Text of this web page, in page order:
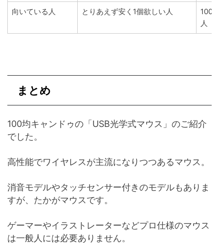
向いている人 とりあえず安く1個欲しい人
100
人
まとめ
100均キャンドゥの「USB光学式マウス」のご紹介
でした。
高性能でワイヤレスが主流になりつつあるマウス。
消音モデルやタッチセンサー付きのモデルもありま
すが、たかがマウスです。
ゲーマーやイラストレーターなどプロ仕様のマウス
は一般人には必要ありません。